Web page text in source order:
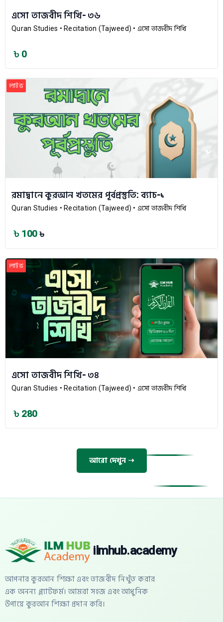
এসো তাজবীদ শিখি- ৩৬
Quran Studies • Recitation (Tajweed) • এসো তাজবীদ শিখি
৳ 0
লাইভ
রমাদ্বানে কুরআন খতমের পূর্বপ্রস্তুতি: ব্যাচ-১
Quran Studies • Recitation (Tajweed) • এসো তাজবীদ শিখি
৳ 100 ৳
লাইভ
এসো তাজবীদ শিখি- ৩৪
Quran Studies • Recitation (Tajweed) • এসো তাজবীদ শিখি
৳ 280
আরো দেখুন ➝
ilmhub.academy
আপনার কুরআন শিক্ষা এবং তাজবীদ নিখুঁত করার
এক অনন্য প্ল্যাটফর্ম। আমরা সহজ এবং আধুনিক
উপায়ে কুরআন শিক্ষা প্রদান করি।